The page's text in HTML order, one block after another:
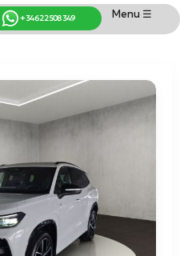
Menu ☰
+34 622 508 349